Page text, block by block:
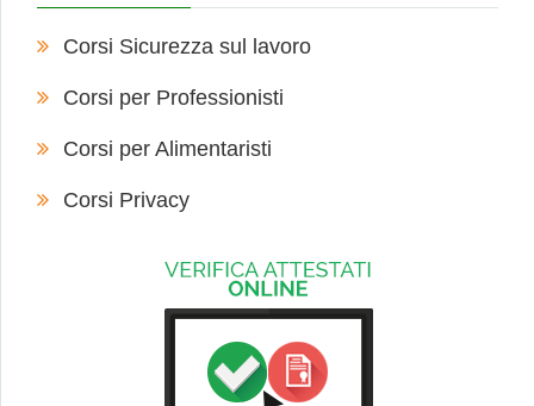
Corsi Sicurezza sul lavoro
Corsi per Professionisti
Corsi per Alimentaristi
Corsi Privacy